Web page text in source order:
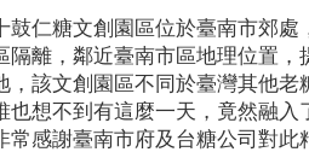
鼓仁糖文創園區位於臺南市郊
隔離，鄰近臺南市區地理位置
，該文創園區不同於臺灣其他
也想不到有這麼一天，竟然融
常感謝臺南市府及台糖公司對